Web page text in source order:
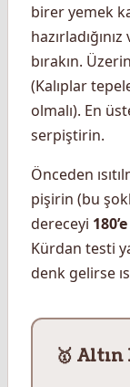
birer yemek
bırakın.
(Kalıplar
olmalı). En
serpiştirin.
Önceden
pişirin (bu
dereceyi
Kürdan testi
denk gelirse
🥇